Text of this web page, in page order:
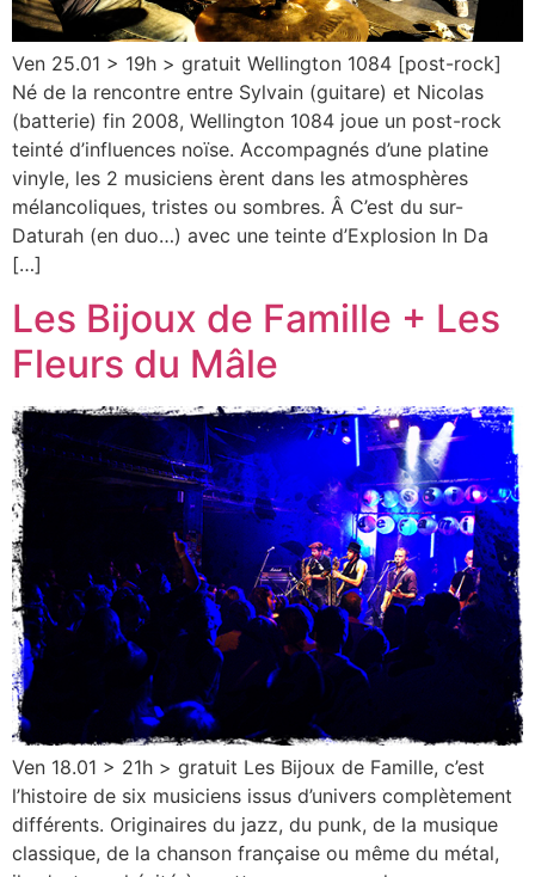
Ven 25.01 > 19h > gratuit Wellington 1084 [post-rock]
Né de la rencontre entre Sylvain (guitare) et Nicolas
(batterie) fin 2008, Wellington 1084 joue un post-rock
teinté d’influences noïse. Accompagnés d’une platine
vinyle, les 2 musiciens èrent dans les atmosphères
mélancoliques, tristes ou sombres. Â C’est du sur-
Daturah (en duo…) avec une teinte d’Explosion In Da
[…]
Les Bijoux de Famille + Les
Fleurs du Mâle
Ven 18.01 > 21h > gratuit Les Bijoux de Famille, c’est
l’histoire de six musiciens issus d’univers complètement
différents. Originaires du jazz, du punk, de la musique
classique, de la chanson française ou même du métal,